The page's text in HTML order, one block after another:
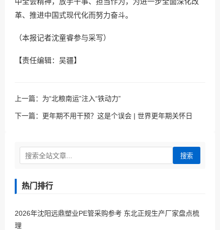
革、推进中国式现代化而努力奋斗。
（本报记者沈童睿参与采写）
【责任编辑：吴疆】
上一篇： 为“北粮南运”注入“铁动力”
下一篇： 更年期不用干预？这是个误会 | 世界更年期关怀日
搜索
热门排行
2026年沈阳远鼎塑业PE管采购参考 东北正规生产厂家盘点梳
理